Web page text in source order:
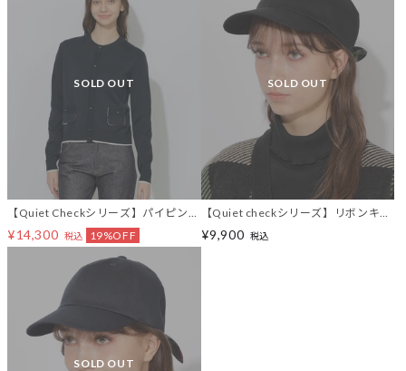
SOLD OUT
【Quiet Checkシリーズ】パイピング
カーディガン
¥14,300 税込 19%OFF
SOLD OUT
【Quiet checkシリーズ】リボンキャ
ップ
¥9,900 税込
SOLD OUT